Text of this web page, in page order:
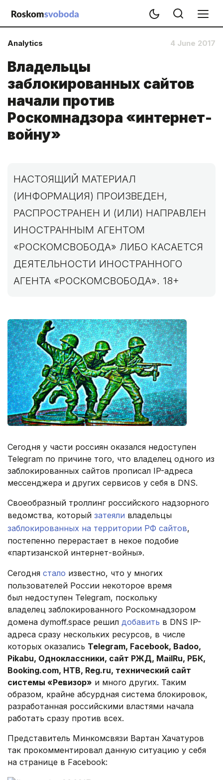
Analytics 4 June 2017
Владельцы
заблокированных сайтов
начали против
Роскомнадзора «интернет-
войну»
НАСТОЯЩИЙ МАТЕРИАЛ
(ИНФОРМАЦИЯ) ПРОИЗВЕДЕН,
РАСПРОСТРАНЕН И (ИЛИ) НАПРАВЛЕН
ИНОСТРАННЫМ АГЕНТОМ
«РОСКОМСВОБОДА» ЛИБО КАСАЕТСЯ
ДЕЯТЕЛЬНОСТИ ИНОСТРАННОГО
АГЕНТА «РОСКОМСВОБОДА». 18+
Сегодня у части россиян оказался недоступен
Telegram по причине того, что владелец одного из
заблокированных сайтов прописал IP-адреса
мессенджера и других сервисов у себя в DNS.
Своеобразный троллинг российского надзорного
ведомства, который затеяли владельцы
заблокированных на территории РФ сайтов,
постепенно перерастает в некое подобие
«партизанской интернет-войны».
Сегодня стало известно, что у многих
пользователей России некоторое время
был недоступен Telegram, поскольку
владелец заблокированного Роскомнадзором
домена dymoff.space решил добавить в DNS IP-
адреса сразу нескольких ресурсов, в числе
которых оказались Telegram, Facebook, Badoo,
Pikabu, Одноклассники, сайт РЖД, MailRu, РБК,
Booking.com, НТВ, Reg.ru, технический сайт
системы «Ревизор» и много других. Таким
образом, крайне абсурдная система блокировок,
разработанная российскими властями начала
работать сразу против всех.
Представитель Минкомсвязи Вартан Хачатуров
так прокомментировал данную ситуацию у себя
на странице в Facebook: